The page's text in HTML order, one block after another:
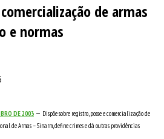
de armas
e normas
DE 2003 – Dispõe sobre registro, posse e comercialização de
de Armas – Sinarm, define crimes e dá outras providências